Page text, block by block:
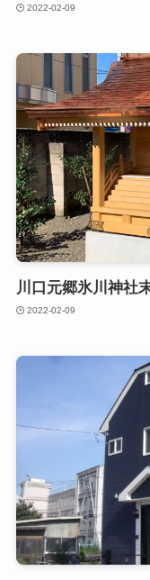
2022-02-09
川口元郷氷川神社
2022-02-09